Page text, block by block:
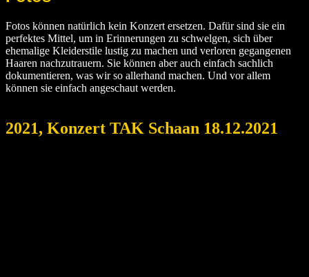
Fotos können natürlich kein Konzert ersetzen. Dafür sind sie ein
perfektes Mittel, um in Erinnerungen zu schwelgen, sich über
ehemalige Kleiderstile lustig zu machen und verloren gegangenen
Haaren nachzutrauern. Sie können aber auch einfach sachlich
dokumentieren, was wir so allerhand machen. Und vor allem
können sie einfach angeschaut werden.
2021, Konzert TAK Schaan 18.12.2021